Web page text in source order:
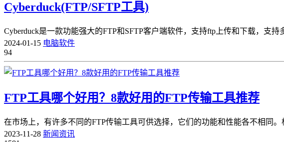
Cyberduck(FTP/SFTP工具)
Cyberduck是一款功能强大的FTP和SFTP客户端软件，支持ftp上传和下载，支持
2024-01-15 电脑软件
94
FTP工具哪个好用？8款好用的FTP传输工具推荐
在市场上，有许多不同的FTP传输工具可供选择，它们的功能和性能各不相同
2023-11-28 新闻资讯